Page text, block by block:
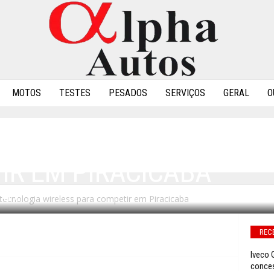
MOTOS TESTES PESADOS SERVIÇOS GERAL
wireless para competir em Piracicaba
0
Iveco